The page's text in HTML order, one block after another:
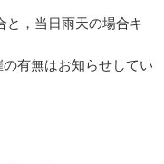
，当日雨天の場合キ
有無はお知らせしてい